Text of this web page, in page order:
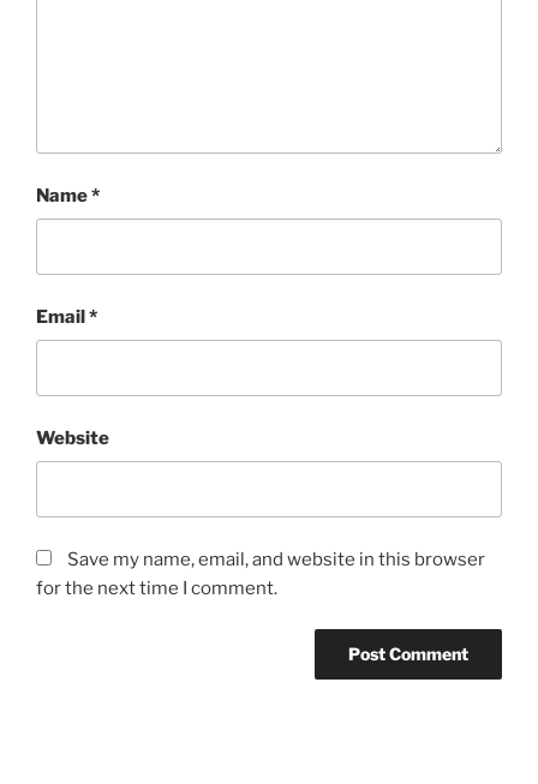
Name*
Email*
Website
Save my name, email, and website in this browser
for the next time I comment.